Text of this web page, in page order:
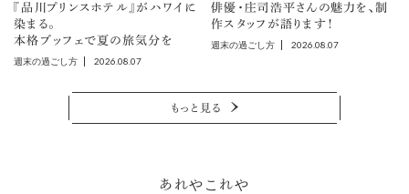
『品川プリンスホテル』がハワイに
染まる。
本格ブッフェで夏の旅気分を
週末の過ごし方 2026.08.07
俳優・庄司浩平さんの魅力を、制
作スタッフが語ります！
週末の過ごし方 2026.08.07
もっと見る
あれやこれや